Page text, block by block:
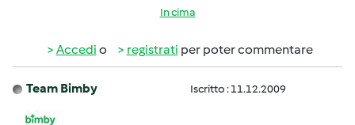
In cima
Accedi o registrati per poter commentare
Team Bimby Iscritto : 11.12.2009